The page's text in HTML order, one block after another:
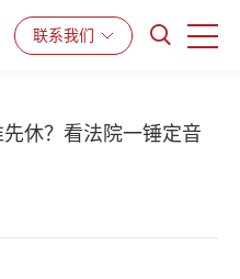
解决方案 资源中心
联系我们
休？看法院一锤定音